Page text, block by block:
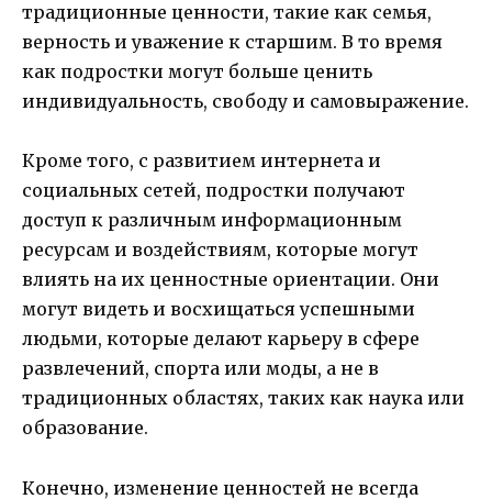
традиционные ценности, такие как семья,
верность и уважение к старшим. В то время
как подростки могут больше ценить
индивидуальность, свободу и самовыражение.
Кроме того, с развитием интернета и
социальных сетей, подростки получают
доступ к различным информационным
ресурсам и воздействиям, которые могут
влиять на их ценностные ориентации. Они
могут видеть и восхищаться успешными
людьми, которые делают карьеру в сфере
развлечений, спорта или моды, а не в
традиционных областях, таких как наука или
образование.
Конечно, изменение ценностей не всегда